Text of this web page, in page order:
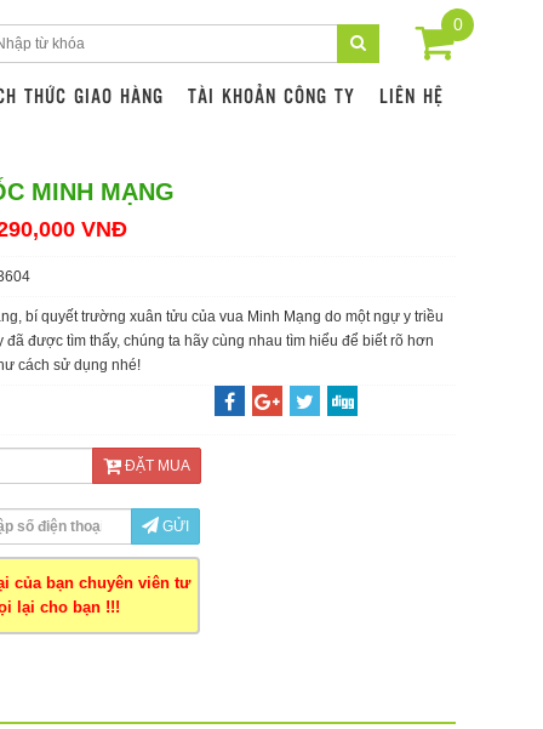
0
THỨC GIAO HÀNG TÀI KHOẢN CÔNG TY LIÊN HỆ
MINH MẠNG
VNĐ
bí quyết trường xuân tửu của vua Minh Mạng do một ngự y triều
đã được tìm thấy, chúng ta hãy cùng nhau tìm hiểu để biết rõ hơn
cách sử dụng nhé!
ĐẶT MUA
GỬI
của bạn chuyên viên tư
lại cho bạn !!!